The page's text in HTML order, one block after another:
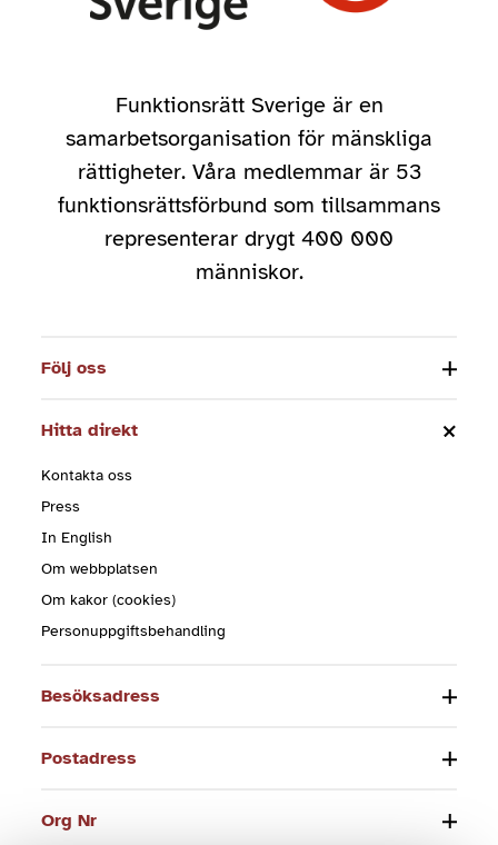
Funktionsrätt Sverige är en
samarbetsorganisation för mänskliga
rättigheter. Våra medlemmar är 53
funktionsrättsförbund som tillsammans
representerar drygt 400 000
människor.
Följ oss
Hitta direkt
Kontakta oss
Press
In English
Om webbplatsen
Om kakor (cookies)
Personuppgiftsbehandling
Besöksadress
Postadress
Org Nr